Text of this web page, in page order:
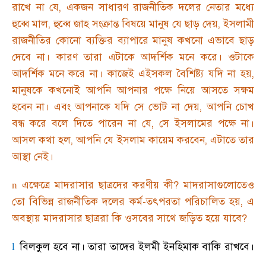
রাখে না যে, একজন সাধারণ রাজনীতিক দলের নেতার মধ্যে
হুব্বে মাল,হুব্বে জাহ সংক্রান্ত বিষয়ে মানুষ যে ছাড় দেয়,ইসলামী
রাজনীতির কোনো ব্যক্তির ব্যাপারে মানুষ কখনো এভাবে ছাড়
দেবে না । কারণ তারা এটাকে আদর্শিক মনে করে। ওটাকে
আদর্শিক মনে করে না । কাজেই এইসকল বৈশিষ্ট্য যদি না হয়,
মানুষকে কখনোই আপনি আপনার পক্ষে নিয়ে আসতে সক্ষম
হবেন না । এবং আপনাকে যদি সে ভোট না দেয়,আপনি চোখ
বন্ধ করে বলে দিতে পারেন না যে, সে ইসলামের পক্ষে না ।
আসল কথা হল,আপনি যে ইসলাম কায়েম করবেন, এটাতে তার
আস্থা নেই।
n এক্ষেত্রে মাদরাসার ছাত্রদের করণীয় কী?মাদরাসাগুলোতেও
তো বিভিন্ন রাজনীতিক দলের কর্ম-তৎপরতা পরিচালিত হয়,এ
অবস্থায় মাদরাসার ছাত্ররা কি ওসবের সাথে জড়িত হয়ে যাবে?
l বিলকুল হবে না। তারা তাদের ইলমী ইনহিমাক বাকি রাখবে ।